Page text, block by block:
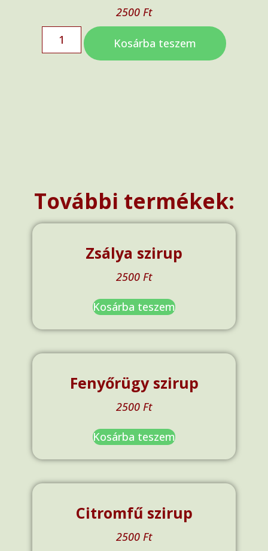
2500 Ft
Kosárba teszem
További termékek:
Zsálya szirup
2500 Ft
Kosárba teszem
Fenyőrügy szirup
2500 Ft
Kosárba teszem
Citromfű szirup
2500 Ft